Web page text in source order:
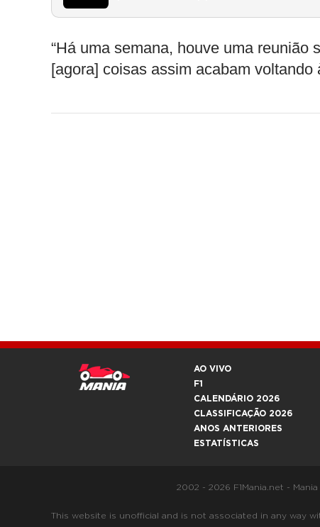
“Há uma semana, houve uma reunião
[agora] coisas assim acabam voltando
AO VIVO
F1
CALENDÁRIO 2026
CLASSIFICAÇÃO 2026
ANOS ANTERIORES
ESTATÍSTICAS
2002 - 2026 F1Mania.net -
This website is unofficial and is not associated in any way with